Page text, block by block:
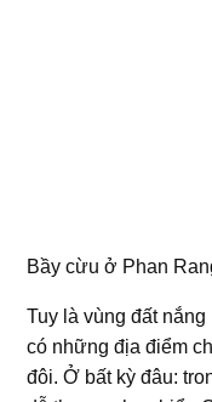
Bầy cừu ở Phan
Tuy là vùng đất
có những địa điểm
đôi. Ở bất kỳ đâu: